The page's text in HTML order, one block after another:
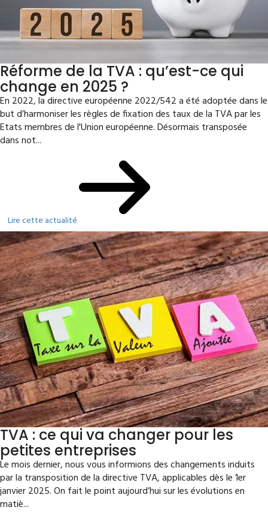
Réforme de la TVA : qu’est-ce qui
change en 2025 ?
En 2022, la directive européenne 2022/542 a été adoptée dans le
but d’harmoniser les règles de fixation des taux de la TVA par les
Etats membres de l'Union européenne. Désormais transposée
dans not...
Lire cette actualité
TVA : ce qui va changer pour les
petites entreprises
Le mois dernier, nous vous informions des changements induits
par la transposition de la directive TVA, applicables dès le 1er
janvier 2025. On fait le point aujourd’hui sur les évolutions en
matiè...